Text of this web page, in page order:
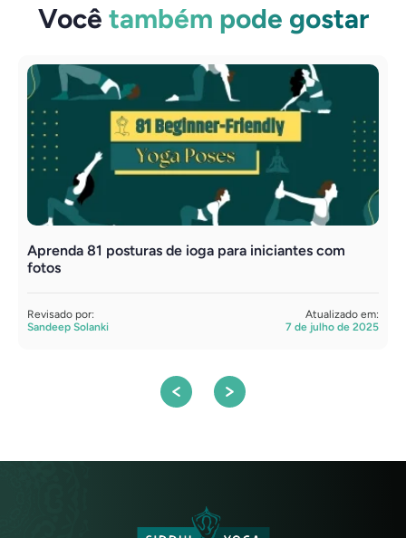
Você também pode gostar
Aprenda 81 posturas de ioga para iniciantes com
fotos
Revisado por:
Sandeep Solanki
Atualizado em:
7 de julho de 2025